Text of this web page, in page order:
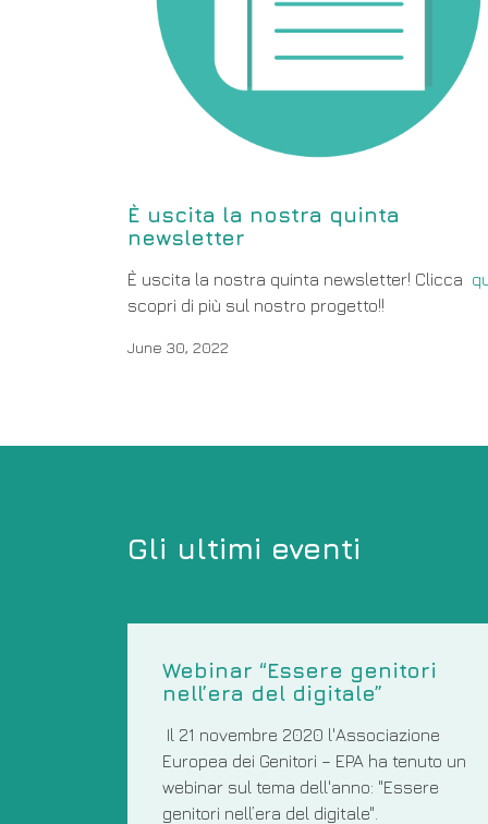
È uscita la nostra quinta
newsletter
È uscita la nostra quinta newsletter! Clicca
scopri di più sul nostro progetto!!
June 30, 2022
Gli ultimi eventi
Webinar “Essere genitori
nell’era del digitale”
Il 21 novembre 2020 l'Associazione
Europea dei Genitori – EPA ha tenuto un
webinar sul tema dell'anno: "Essere
genitori nell’era del digitale".